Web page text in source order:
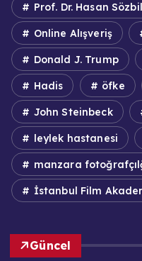
Prof. Dr. Hasan
Online Alışveriş
Donald J. Trump
Hadis öfke
John Steinbeck
leylek hastanesi
manzara
İstanbul Film
Güncel